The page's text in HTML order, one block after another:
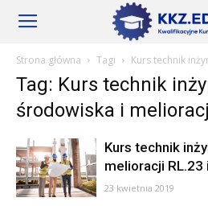
Szkoły
KKZ
Strona główna Tagi Kurs technik
Tag: Kurs technik
środowiska i
Kurs technik
melioracji RL.23
23 kwietnia 2019